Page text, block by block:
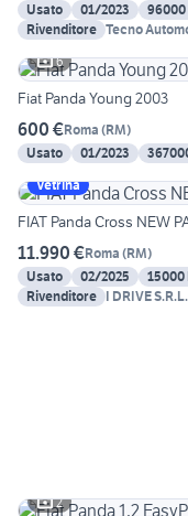
Usato
01/2023 96000
Rivenditore Tecno
6
Fiat Panda Young 2003
600 €Roma (RM)
Usato
01/2023
Vetrina
FIAT Panda Cross NEW
11.990 €Roma (RM)
Usato
02/2025 15000
Rivenditore I DRIVE S.R.L.
2